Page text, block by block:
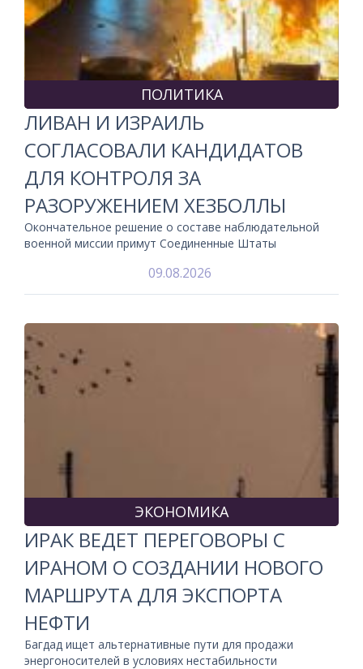
ПОЛИТИКА
ЛИВАН И ИЗРАИЛЬ
СОГЛАСОВАЛИ КАНДИДАТОВ
ДЛЯ КОНТРОЛЯ ЗА
РАЗОРУЖЕНИЕМ ХЕЗБОЛЛЫ
Окончательное решение о составе наблюдательной
военной миссии примут Соединенные Штаты
09.08.2026
ЭКОНОМИКА
ИРАК ВЕДЕТ ПЕРЕГОВОРЫ С
ИРАНОМ О СОЗДАНИИ НОВОГО
МАРШРУТА ДЛЯ ЭКСПОРТА
НЕФТИ
Багдад ищет альтернативные пути для продажи
энергоносителей в условиях нестабильности